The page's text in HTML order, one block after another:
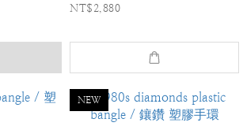
NT$2,880
NEW